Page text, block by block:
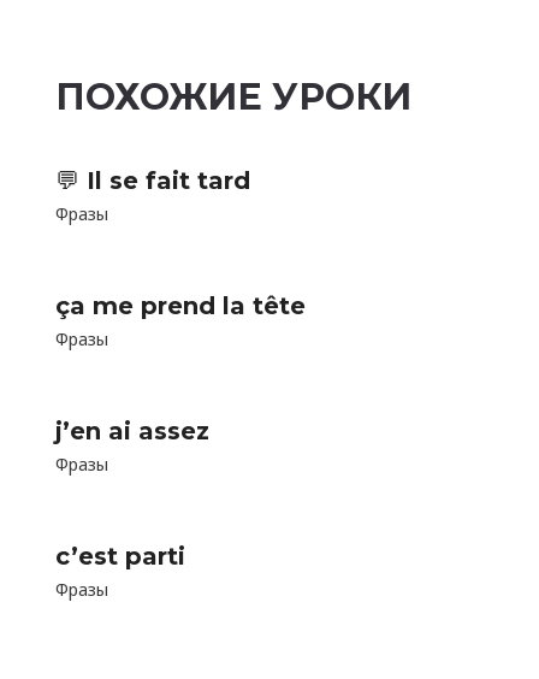
ПОХОЖИЕ УРОКИ
💬 Il se fait tard
Фразы
ça me prend la tête
Фразы
j’en ai assez
Фразы
c’est parti
Фразы